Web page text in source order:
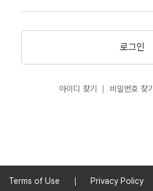
로그인
아이디 찾기 비밀번호 찾기
Terms of Use Privacy Policy